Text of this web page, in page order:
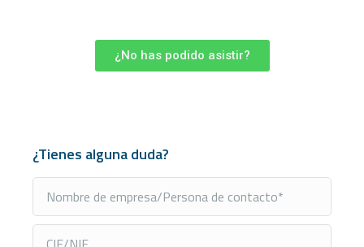
¿No has podido asistir?
¿Tienes alguna duda?